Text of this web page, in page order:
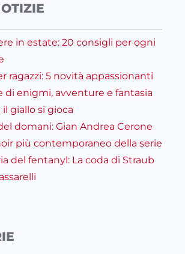
in estate: 20 consigli per ogni
ragazzi: 5 novità appassionanti
di enigmi, avventure e fantasia
giallo si gioca
domani: Gian Andrea Cerone
più contemporaneo della serie
del fentanyl: La coda di Straub